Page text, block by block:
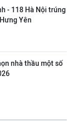
- 118 Hà Nội trúng
Yên
nhà thầu một số